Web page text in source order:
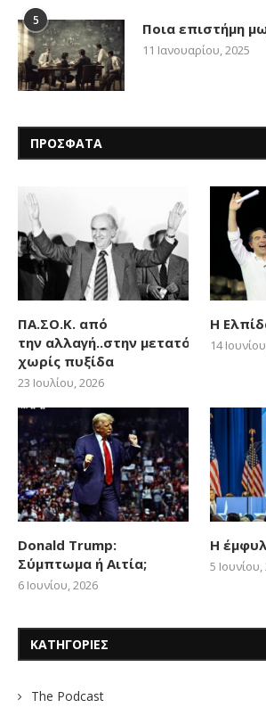
5 Ποια επιστήμη
11 Ιανουαρίου, 2025
ΠΡΟΣΦΑΤΑ
ΠΑ.ΣΟ.Κ. από
την αλλαγή..στην μετατόπιση
χωρίς πυξίδα
23 Ιουλίου, 2026
Η
14
Donald Trump:
Σύμπτωμα ή Αιτία;
6 Ιουνίου, 2026
Η
5
ΚΑΤΗΓΟΡΙΕΣ
The Podcast